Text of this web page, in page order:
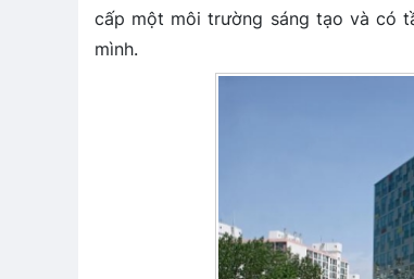
cấp một môi trường sáng tạo và có
mình.